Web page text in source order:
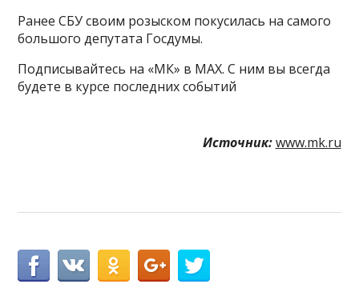
Ранее СБУ своим розыском покусилась на самого
большого депутата Госдумы.
Подписывайтесь на «МК» в MAX. С ним вы всегда
будете в курсе последних событий
Источник: www.mk.ru